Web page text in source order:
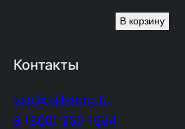
В корзину
Контакты
vsp@railstorg.ru
8 (800) 350 1504